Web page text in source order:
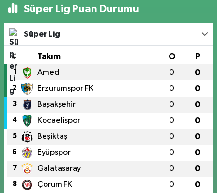
Süper Lig Puan Durumu
Süper Lig
# Takım O P
1 Amed 0 0
2 Erzurumspor FK 0 0
3 Başakşehir 0 0
4 Kocaelispor 0 0
5 Beşiktaş 0 0
6 Eyüpspor 0 0
7 Galatasaray 0 0
8 Çorum FK 0 0